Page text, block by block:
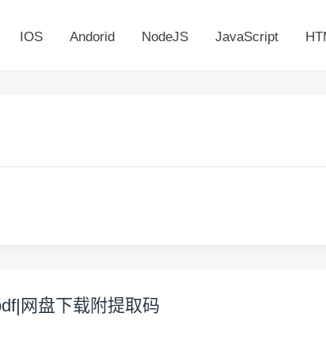
IOS Andorid NodeJS JavaScript
网盘下载附提取码